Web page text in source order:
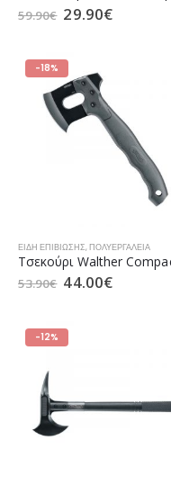
59.90€ 29.90€
-18%
ΕΊΔΗ ΕΠΙΒΊΩΣΗΣ,ΠΟΛΥΕΡΓΑΛΕΙΑ
53.90€ 44.00€
-12%